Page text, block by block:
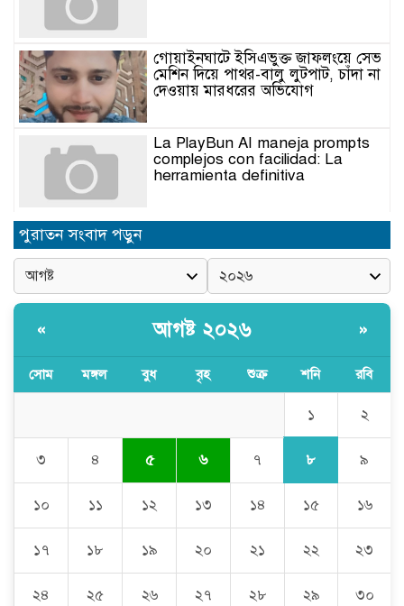
গোয়াইনঘাটে ইসিএভুক্ত জাফলংয়ে সেভ
মেশিন দিয়ে পাথর-বালু লুটপাট, চাঁদা না
দেওয়ায় মারধরের অভিযোগ
La PlayBun AI maneja prompts
complejos con facilidad: La
herramienta definitiva
নিত্যপণ্যের ঊর্ধ্বগতি রোধ, স্বাধীন দুদক
নবনিযুক্ত এসএমপি কমিশনারের সঙ্গে
সাংবাদিকদের মতবিনিময় সভা
অবৈধ বালু উত্তোলনের অভিযোগে ২১টি
অব অনারে বরণ
চুনারুঘাটে সাংবাদিকের ব্যক্তিগত ভিডিও
ধারণের অভিযোগ: ব্ল্যাকমেইল ও চাঁদা
দাবির অভিযোগে তোলপাড়
পুরাতন সংবাদ পড়ুন
« আগষ্ট ২০২৬ »
সোম মঙ্গল বুধ বৃহ শুক্র শনি রবি
১ ২
৩ ৪ ৫ ৬ ৭ ৮ ৯
১০ ১১ ১২ ১৩ ১৪ ১৫ ১৬
১৭ ১৮ ১৯ ২০ ২১ ২২ ২৩
২৪ ২৫ ২৬ ২৭ ২৮ ২৯ ৩০